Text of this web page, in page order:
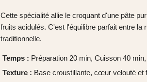
Cette spécialité allie le croquant d'une pâte
fruits acidulés. C'est l'équilibre parfait entre
traditionnelle.
Temps : Préparation 20 min, Cuisson 40 min,
Texture : Base croustillante, cœur velouté et